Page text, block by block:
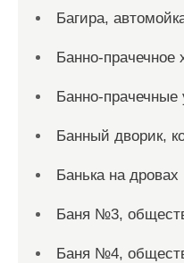
Багира,
Банно-
Банно-
Банный дворик,
Банька на дровах
Баня №3,
Баня №4,